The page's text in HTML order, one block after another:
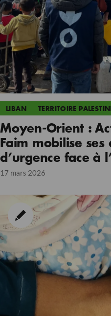
LIBAN TERRITOIRE
Moyen-Orient :
Faim mobilise ses
d’urgence face à
régionale
17 mars 2026